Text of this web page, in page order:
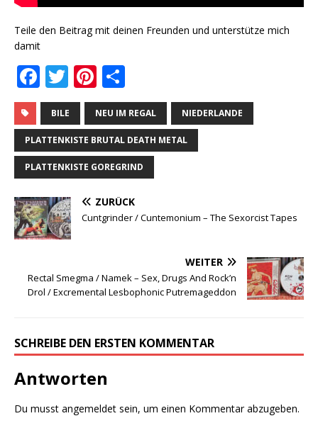
Teile den Beitrag mit deinen Freunden und unterstütze mich
damit
F
a
c
e
b
o
o
k
T
w
it
te
r
Pi
n
te
r
e
ei
le
n
BILE NEU IM REGAL NIEDERLANDE
PLATTENKISTE BRUTAL DEATH METAL
PLATTENKISTE GOREGRIND
ZURÜCK
Cuntgrinder / Cuntemonium ‎– The Sexorcist Tapes
WEITER
Rectal Smegma / Namek ‎– Sex, Drugs And Rock’n
Drol / Excremental Lesbophonic Putremageddon
SCHREIBE DEN ERSTEN KOMMENTAR
Antworten
Du musst angemeldet sein, um einen Kommentar abzugeben.